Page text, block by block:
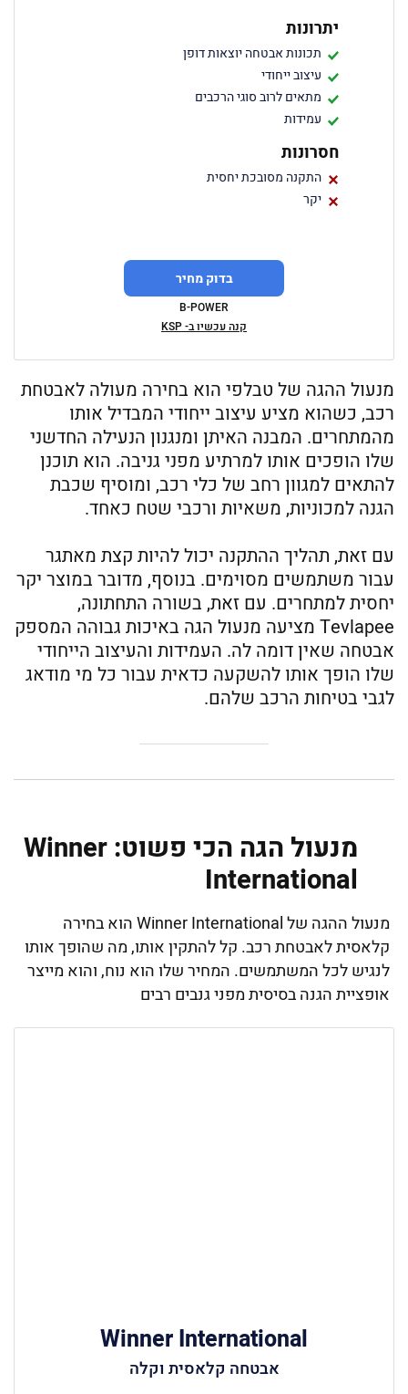
יתרונות
תכונות אבטחה יוצאות דופן
עיצוב ייחודי
מתאים לרוב סוגי הרכבים
עמידות
חסרונות
התקנה מסובכת יחסית
יקר
בדוק מחיר
B-POWER
קנה עכשיו ב- KSP
מנעול ההגה של טבלפי הוא בחירה מעולה לאבטחת
רכב, כשהוא מציע עיצוב ייחודי המבדיל אותו
מהמתחרים. המבנה האיתן ומנגנון הנעילה החדשני
שלו הופכים אותו למרתיע מפני גניבה. הוא תוכנן
להתאים למגוון רחב של כלי רכב, ומוסיף שכבת
הגנה למכוניות, משאיות ורכבי שטח כאחד.
עם זאת, תהליך ההתקנה יכול להיות קצת מאתגר
עבור משתמשים מסוימים. בנוסף, מדובר במוצר יקר
יחסית למתחרים. עם זאת, בשורה התחתונה,
Tevlapee מציעה מנעול הגה באיכות גבוהה המספק
אבטחה שאין דומה לה. העמידות והעיצוב הייחודי
שלו הופך אותו להשקעה כדאית עבור כל מי מודאג
לגבי בטיחות הרכב שלהם.
מנעול הגה הכי פשוט: Winner
International
מנעול ההגה של Winner International הוא בחירה
קלאסית לאבטחת רכב. קל להתקין אותו, מה שהופך אותו
לנגיש לכל המשתמשים. המחיר שלו הוא נוח, והוא מייצר
אופציית הגנה בסיסית מפני גנבים רבים
Winner International
אבטחה קלאסית וקלה